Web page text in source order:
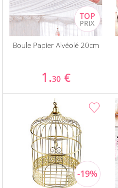
Boule Papier Alvéolé 20cm
1.30 €